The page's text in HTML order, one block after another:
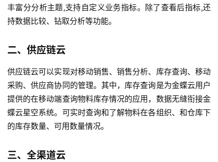
丰富分分析主题,支持自定义业务指标。除了查看后指标,还
持数据比较、钻取分析等功能。
二、供应链云
供应链云可以实现对移动销售、销售分析、库存查询、移动
采购、供应商协同的管理。其中，库存查询是为金蝶云用户
提供的在移动端查询物料库存情况的应用，数据无缝衔接金
蝶云星空系统。可实时查询和了解物料在各组织、和仓库下
的库存数量、可用数量情况。
三、全渠道云